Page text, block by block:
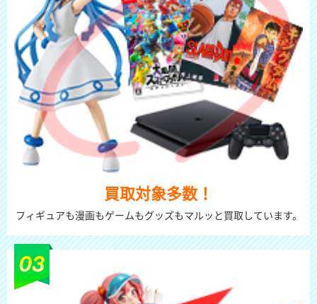
買取対象多数！
フィギュアも漫画もゲームもグッズもマルッと買取しています。